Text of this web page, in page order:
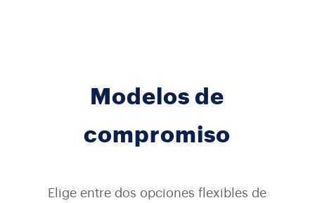
Modelos de
compromiso
Elige entre dos opciones flexibles de